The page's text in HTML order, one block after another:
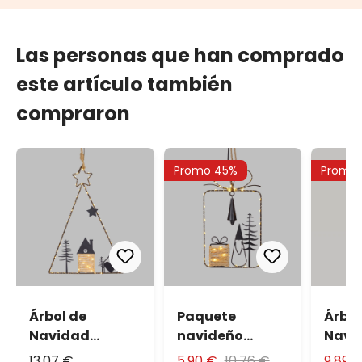
Las personas que han comprado
este artículo también
compraron
Árbol de
Navidad
colgante a
Promo 45%
Paquete
navideño
colgante a
Promo
base